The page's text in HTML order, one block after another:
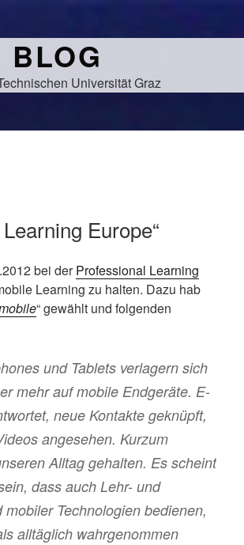
Universität Graz
Europe“
bei derProfessional Learning
Learning zu halten. Dazu hab
“ gewählt und folgenden
und Tablets verlagern sich
mehr auf mobile Endgeräte. E-
neue Kontakte geknüpft,
angesehen. Kurzum
Alltag gehalten. Es scheint
dass auch Lehr- und
Technologien bedienen,
alltäglich wahrgenommen